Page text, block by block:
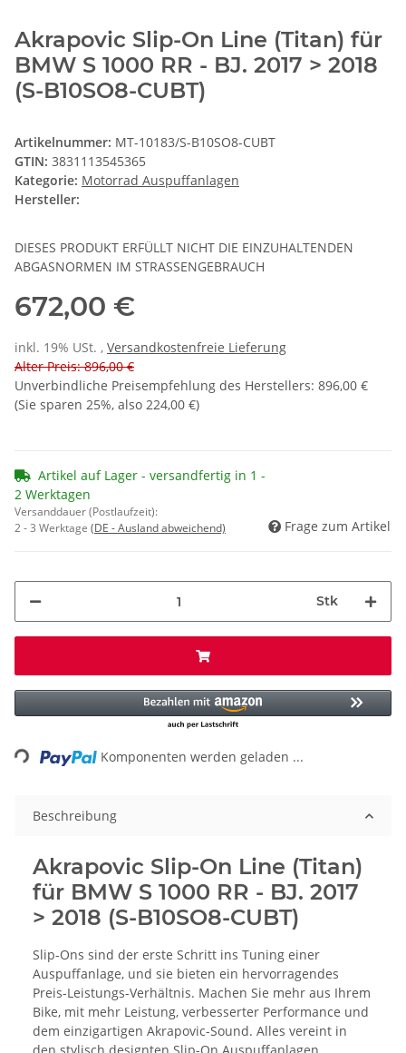
Akrapovic Slip-On Line (Titan) für
BMW S 1000 RR - BJ. 2017 > 2018
(S-B10SO8-CUBT)
Artikelnummer: MT-10183/S-B10SO8-CUBT
GTIN: 3831113545365
Kategorie: Motorrad Auspuffanlagen
Hersteller:
DIESES PRODUKT ERFÜLLT NICHT DIE EINZUHALTENDEN
ABGASNORMEN IM STRASSENGEBRAUCH
672,00 €
inkl. 19% USt. , Versandkostenfreie Lieferung
Alter Preis: 896,00 €
Unverbindliche Preisempfehlung des Herstellers: 896,00 €
(Sie sparen 25%, also 224,00 €)
Artikel auf Lager - versandfertig in 1 -
2 Werktagen
Versanddauer (Postlaufzeit):
2 - 3 Werktage (DE - Ausland abweichend) Frage zum Artikel
Stk
Komponenten werden geladen ...
Beschreibung
Akrapovic Slip-On Line (Titan)
für BMW S 1000 RR - BJ. 2017
> 2018 (S-B10SO8-CUBT)
Slip-Ons sind der erste Schritt ins Tuning einer
Auspuffanlage, und sie bieten ein hervorragendes
Preis-Leistungs-Verhältnis. Machen Sie mehr aus Ihrem
Bike, mit mehr Leistung, verbesserter Performance und
dem einzigartigen Akrapovic-Sound. Alles vereint in